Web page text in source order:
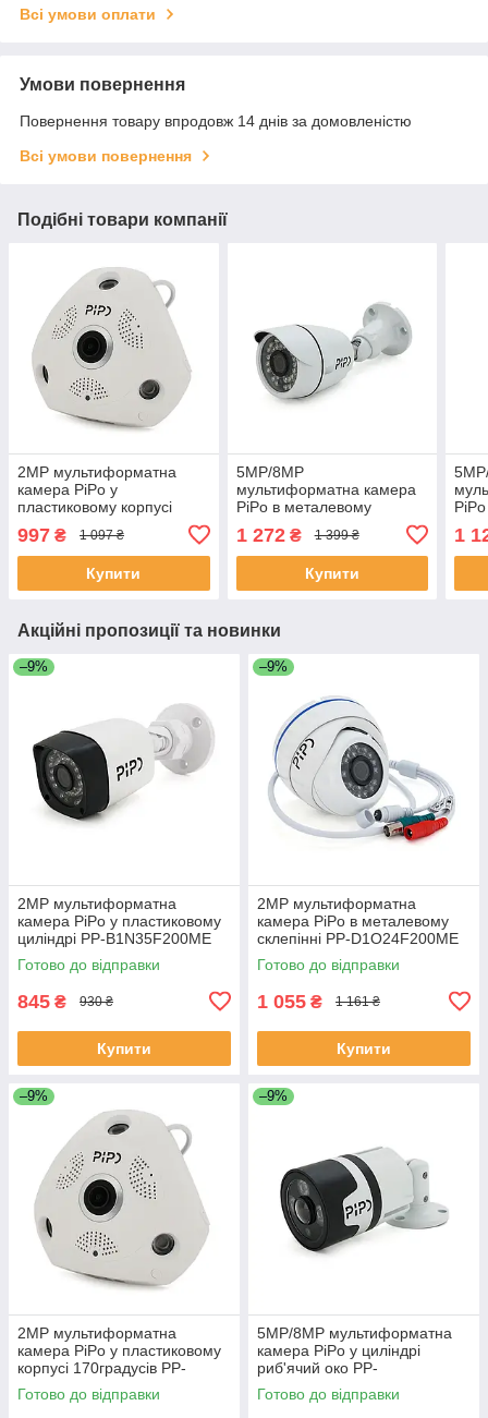
Всі умови оплати
Умови повернення
Повернення товару впродовж 14 днів за домовленістю
Всі умови повернення
Подібні товари компанії
2MP мультиформатна
камера PiPo у
пластиковому корпусі
D1U03F200ME 1,8 (мм)
ЕКОБОКС
997 ₴ 1 097 ₴
Купити
5MP/8MP
мультиформатна камера
PiPo в металевому
циліндрі PP-B1G36F500FA
2,8 (мм) ЕКОБОКС
1 272₴ 1 399 ₴
Купити
2,8
1
Акційні пропозиції та новинки
–9%
2MP мультиформатна
камера PiPo у пластиковому
циліндрі PP-B1N35F200ME
2,8 (мм) ЕКОБОКС
Готово до відправки
845 ₴ 930 ₴
Купити
–9%
2MP мультиформатна
камера PiPo в металевому
склепінні PP-D1O24F200ME
2,8 (мм) ЕКОБОКС
Готово до відправки
1 055 ₴ 1 161 ₴
Купити
–9%
2MP мультиформатна
камера PiPo у пластиковому
корпусі 170градусів PP-
D1U03F200ME 1,8 (мм)
ЕКОБОКС
Готово до відправки
–9%
5MP/8MP мультиформатна
камера PiPo у циліндрі
риб'ячий око PP-
B2G03F500FA-A 1,8 (мм)
ЕКОБОКС
Готово до відправки